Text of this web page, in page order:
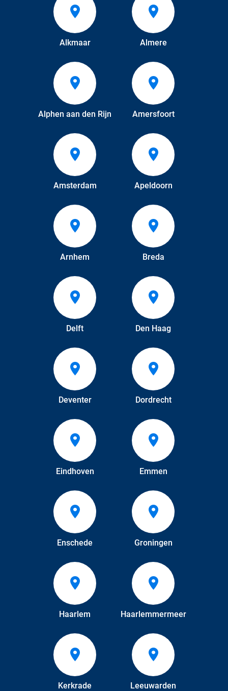
Alkmaar Almere
Alphen aan den Rijn Amersfoort
Amsterdam Apeldoorn
Arnhem Breda
Delft Den Haag
Deventer Dordrecht
Eindhoven Emmen
Enschede Groningen
Haarlem Haarlemmermeer
Kerkrade Leeuwarden